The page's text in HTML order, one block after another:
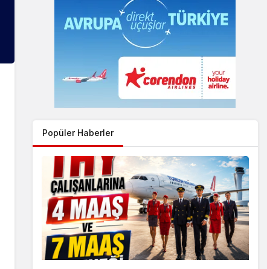
Popüler Haberler